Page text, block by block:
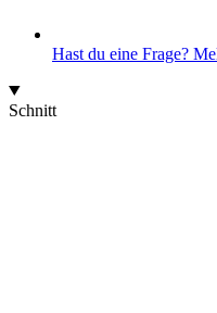
Hast du eine Frage?
Schnitt